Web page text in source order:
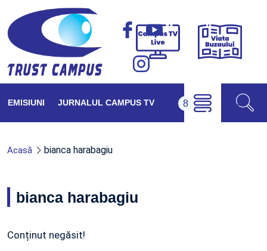
Campus
Viața
EMISIUNI JURNALUL CAMPUS TV
Acasă bianca harabagiu
bianca harabagiu
Conținut negăsit!